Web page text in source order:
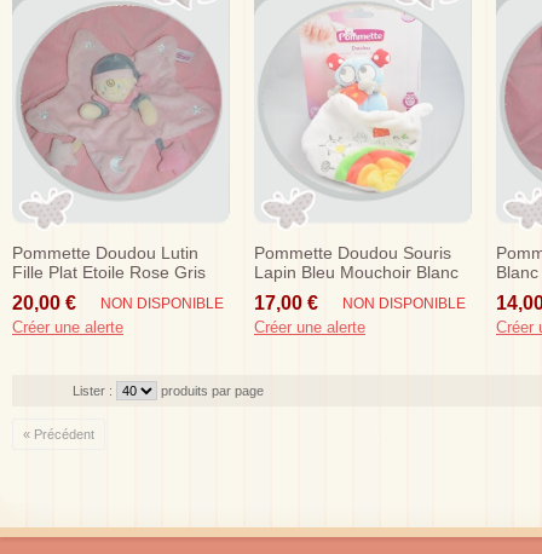
Pommette Doudou Lutin
Fille Plat Etoile Rose Gris
Etoile Sos
20,00 € NON DISPONIBLE
Créer une alerte
Pommette Doudou Souris
Lapin Bleu Mouchoir Blanc
Herisson Sos
17,00 € NON DISPONIBLE
Créer une alerte
Sos
Créer
Lister : produits par page
« Précédent